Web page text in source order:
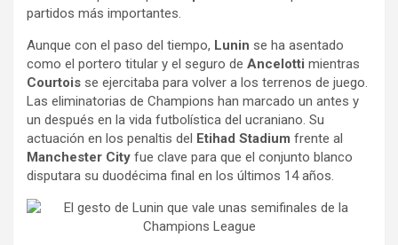
partidos más importantes.
Aunque con el paso del tiempo, Lunin se ha asentado
como el portero titular y el seguro de Ancelotti mientras
Courtois se ejercitaba para volver a los terrenos de juego.
Las eliminatorias de Champions han marcado un antes y
un después en la vida futbolística del ucraniano. Su
actuación en los penaltis del
Etihad Stadium frente al
Manchester City fue clave para que el conjunto blanco
disputara su duodécima final en los últimos 14 años.